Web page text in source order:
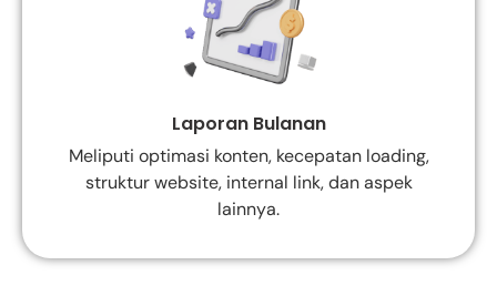
Laporan Bulanan
Meliputi optimasi konten, kecepatan loading,
struktur website, internal link, dan aspek
lainnya.